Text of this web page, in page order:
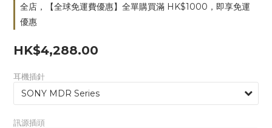
全店，【全球免運費優惠】全單購買滿 HK$1000，即享免運
優惠
HK$4,288.00
耳機插針
訊源插頭